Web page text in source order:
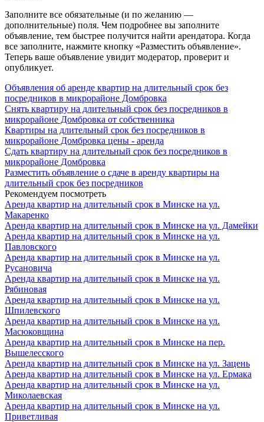
Заполните все обязательные (и по желанию —
дополнительные) поля. Чем подробнее вы заполните
объявление, тем быстрее получится найти арендатора. Когда
все заполните, нажмите кнопку «Разместить объявление».
Теперь ваше объявление увидит модератор, проверит и
опубликует.
Объявления об аренде квартир на длительный срок без
посредников в микрорайоне Домбровка
Снять квартиру на длительный срок без посредников в
микрорайоне Домбровка от собственника
Квартиры на длительный срок без посредников в
микрорайоне Домбровка цены - аренда
Сдать квартиру на длительный срок без посредников в
микрорайоне Домбровка
Разместить объявление о сдаче в аренду квартиры на
длительный срок без посредников
Рекомендуем посмотреть
Аренда квартир на длительный срок в Минске на ул.
Макаренко
Аренда квартир на длительный срок в Минске на ул. Дамейки
Аренда квартир на длительный срок в Минске на ул.
Павловского
Аренда квартир на длительный срок в Минске на ул.
Русановича
Аренда квартир на длительный срок в Минске на ул.
Рябиновая
Аренда квартир на длительный срок в Минске на ул.
Шпилевского
Аренда квартир на длительный срок в Минске на ул.
Масюковщина
Аренда квартир на длительный срок в Минске на пер.
Вышелесского
Аренда квартир на длительный срок в Минске на ул. Зацень
Аренда квартир на длительный срок в Минске на ул. Ермака
Аренда квартир на длительный срок в Минске на ул.
Миколаевская
Аренда квартир на длительный срок в Минске на ул.
Приветливая